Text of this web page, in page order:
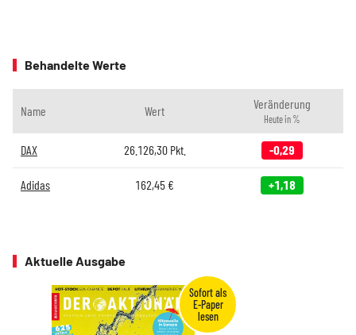
Behandelte Werte
Name Wert Veränderung
Heute in %
DAX 26.126,30Pkt. -0,29
Adidas 162,45 € +1,18
Aktuelle Ausgabe